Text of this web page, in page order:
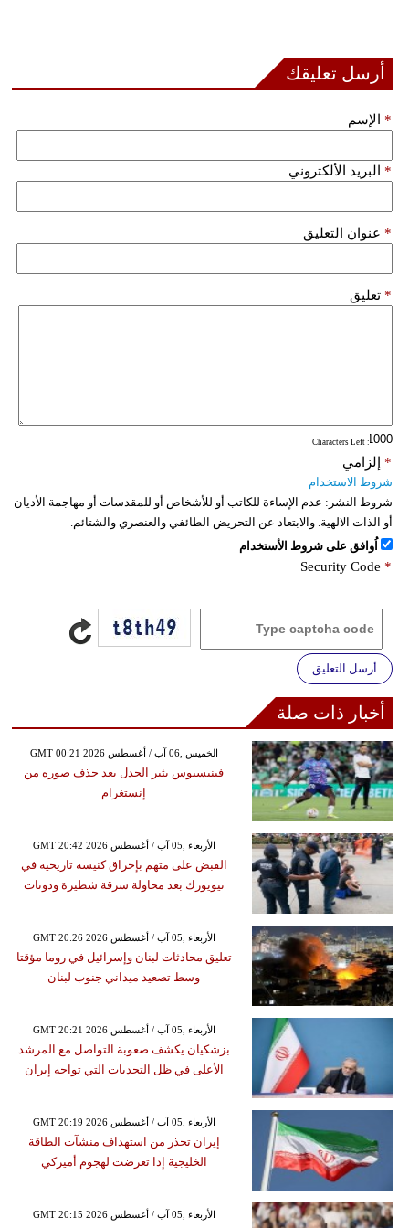
أرسل تعليقك
الإسم *
البريد الألكتروني *
عنوان التعليق *
تعليق *
: Characters Left
إلزامي *
شروط الاستخدام
شروط النشر: عدم الإساءة للكاتب أو للأشخاص أو للمقدسات أو مهاجمة الأديان
أو الذات الالهية. والابتعاد عن التحريض الطائفي والعنصري والشتائم.
اُوافق على شروط الأستخدام
Security Code *
أرسل التعليق
أخبار ذات صلة
GMT 00:21 2026 الخميس ,06 آب / أغسطس
فينيسيوس يثير الجدل بعد حذف صوره من
إنستغرام
GMT 20:42 2026 الأربعاء ,05 آب / أغسطس
القبض على متهم بإحراق كنيسة تاريخية في
نيويورك بعد محاولة سرقة شطيرة ودونات
GMT 20:26 2026 الأربعاء ,05 آب / أغسطس
تعليق محادثات لبنان وإسرائيل في روما مؤقتا
وسط تصعيد ميداني جنوب لبنان
GMT 20:21 2026 الأربعاء ,05 آب / أغسطس
بزشكيان يكشف صعوبة التواصل مع المرشد
الأعلى في ظل التحديات التي تواجه إيران
GMT 20:19 2026 الأربعاء ,05 آب / أغسطس
إيران تحذر من استهداف منشآت الطاقة
الخليجية إذا تعرضت لهجوم أميركي
GMT 20:15 2026 الأربعاء ,05 آب / أغسطس